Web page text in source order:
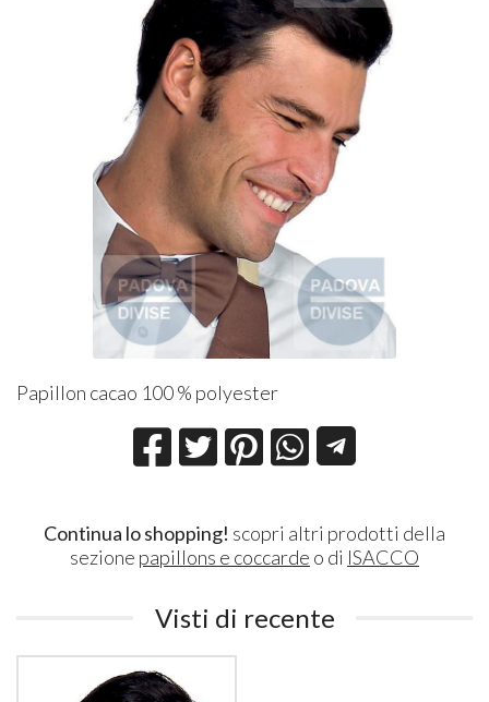
Papillon cacao 100 % polyester
Continua lo shopping! scopri altri prodotti della
sezione papillons e coccarde o di ISACCO
Visti di recente